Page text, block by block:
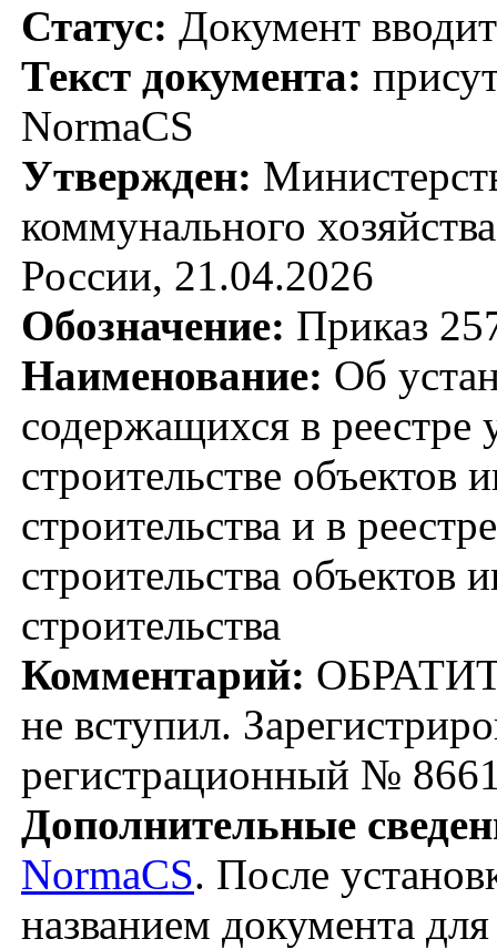
Статус: Документ
Текст документа:
NormaCS
Утвержден:
коммунального
России, 21.04.2026
Обозначение: Приказ
Наименование: Об
содержащихся в
строительстве
строительства и в
строительства
строительства
Комментарий:
не вступил.
регистрационный №
Дополнительные
NormaCS. После
названием документа